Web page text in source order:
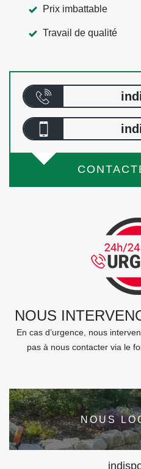
Prix imbattable
Travail de qualité
NOUS
En cas d’urgence, nous
pas à nous contacter via le
NOUS